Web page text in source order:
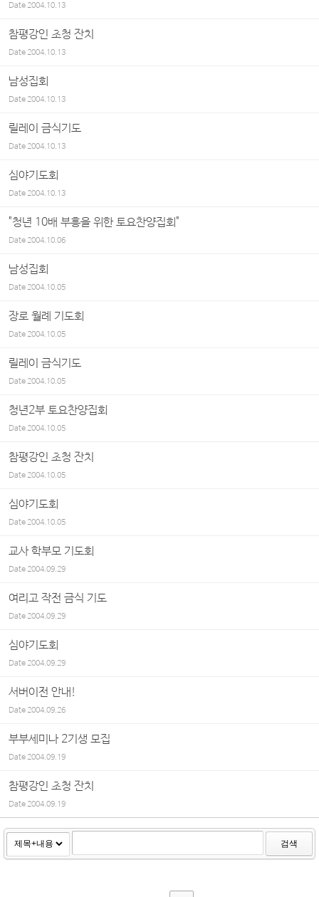
Date2004.10.13
참평강인 초청 잔치
Date2004.10.13
남성집회
Date2004.10.13
릴레이 금식기도
Date2004.10.13
심야기도회
Date2004.10.13
"청년 10배 부흥을 위한 토요찬양집회"
Date2004.10.06
남성집회
Date2004.10.05
장로 월례 기도회
Date2004.10.05
릴레이 금식기도
Date2004.10.05
청년2부 토요찬양집회
Date2004.10.05
참평강인 초청 잔치
Date2004.10.05
심야기도회
Date2004.10.05
교사 학부모 기도회
Date2004.09.29
여리고 작전 금식 기도
Date2004.09.29
심야기도회
Date2004.09.29
서버이전 안내!
Date2004.09.26
부부세미나 2기생 모집
Date2004.09.19
참평강인 초청 잔치
Date2004.09.19
검색